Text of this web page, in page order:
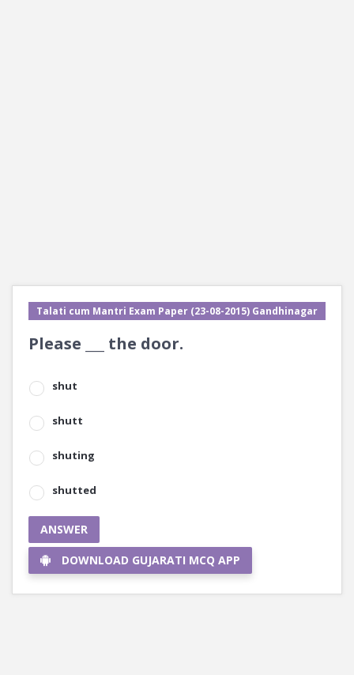
Talati cum Mantri Exam Paper (23-08-2015) Gandhinagar
Please ___ the door.
shut
shutt
shuting
shutted
ANSWER
DOWNLOAD GUJARATI MCQ APP